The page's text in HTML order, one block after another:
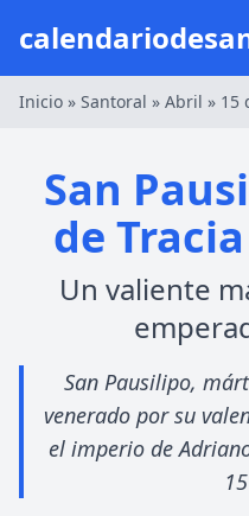
Inicio » Santoral » Abril » 15
San
de
Un valiente
San Pausilipo,
venerado por su
el imperio de